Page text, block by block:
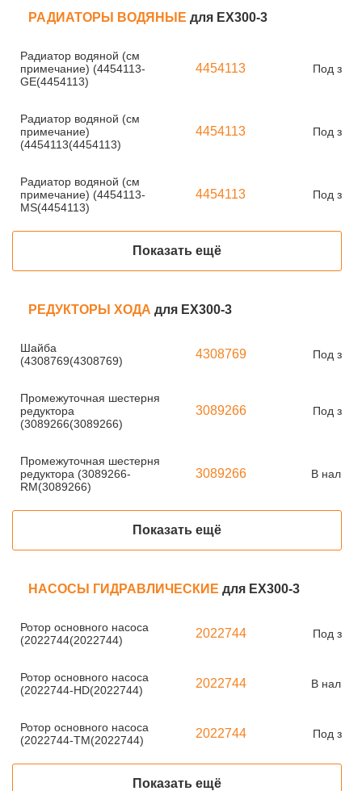
РАДИАТОРЫ ВОДЯНЫЕ для EX300-3
Радиатор водяной (см
примечание) (4454113-
GE(4454113)
4454113 Под
Радиатор водяной (см
примечание)
(4454113(4454113)
4454113 Под
Радиатор водяной (см
примечание) (4454113-
MS(4454113)
4454113 Под
Показать ещё
РЕДУКТОРЫ ХОДА для EX300-3
Шайба
(4308769(4308769)
4308769 Под
Промежуточная шестерня
редуктора
(3089266(3089266)
3089266 Под
Промежуточная шестерня
редуктора (3089266-
RM(3089266)
3089266 В
Показать ещё
НАСОСЫ ГИДРАВЛИЧЕСКИЕ для EX300-3
Ротор основного насоса
(2022744(2022744)
2022744 Под
Ротор основного насоса
(2022744-HD(2022744)
2022744 В
Ротор основного насоса
(2022744-TM(2022744)
2022744 Под
Показать ещё